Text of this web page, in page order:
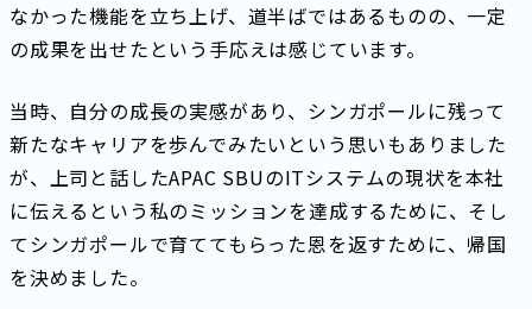
なかった機能を立ち上げ、道半ばではあるものの、一定
の成果を出せたという手応えは感じています。
当時、自分の成長の実感があり、シンガポールに残って
新たなキャリアを歩んでみたいという思いもありました
が、上司と話したAPAC SBUのITシステムの現状を本社
に伝えるという私のミッションを達成するために、そし
てシンガポールで育ててもらった恩を返すために、帰国
を決めました。